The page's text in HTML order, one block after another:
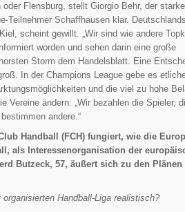
Flensburg, stellt Giorgio Behr, der
Teilnehmer Schaffhausen klar. Deutschlands
scheint gewillt. „Wir sind wie andere
worden und sehen darin eine große
Storm dem Handelsblatt. Eine
In der Champions League gebe es
und die viel zu hohe
Vereine ändern: „Wir bezahlen die Spieler,
andere.“
Handball (FCH) fungiert, wie die
als Interessenorganisation der
Butzeck, 57, äußert sich zu den Plänen
Handball-Liga realistisch?